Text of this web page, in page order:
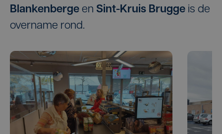
Blankenberge en Sint-Kruis Brugge is de
overname rond.